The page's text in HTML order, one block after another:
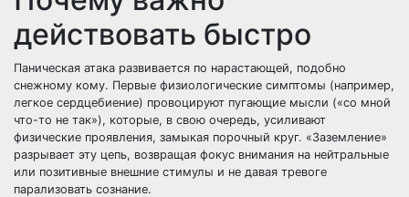
действовать быстро
Паническая атака развивается по нарастающей, подобно
снежному кому. Первые физиологические симптомы (например,
легкое сердцебиение) провоцируют пугающие мысли («со мной
что-то не так»), которые, в свою очередь, усиливают
физические проявления, замыкая порочный круг. «Заземление»
разрывает эту цепь, возвращая фокус внимания на нейтральные
или позитивные внешние стимулы и не давая тревоге
парализовать сознание.